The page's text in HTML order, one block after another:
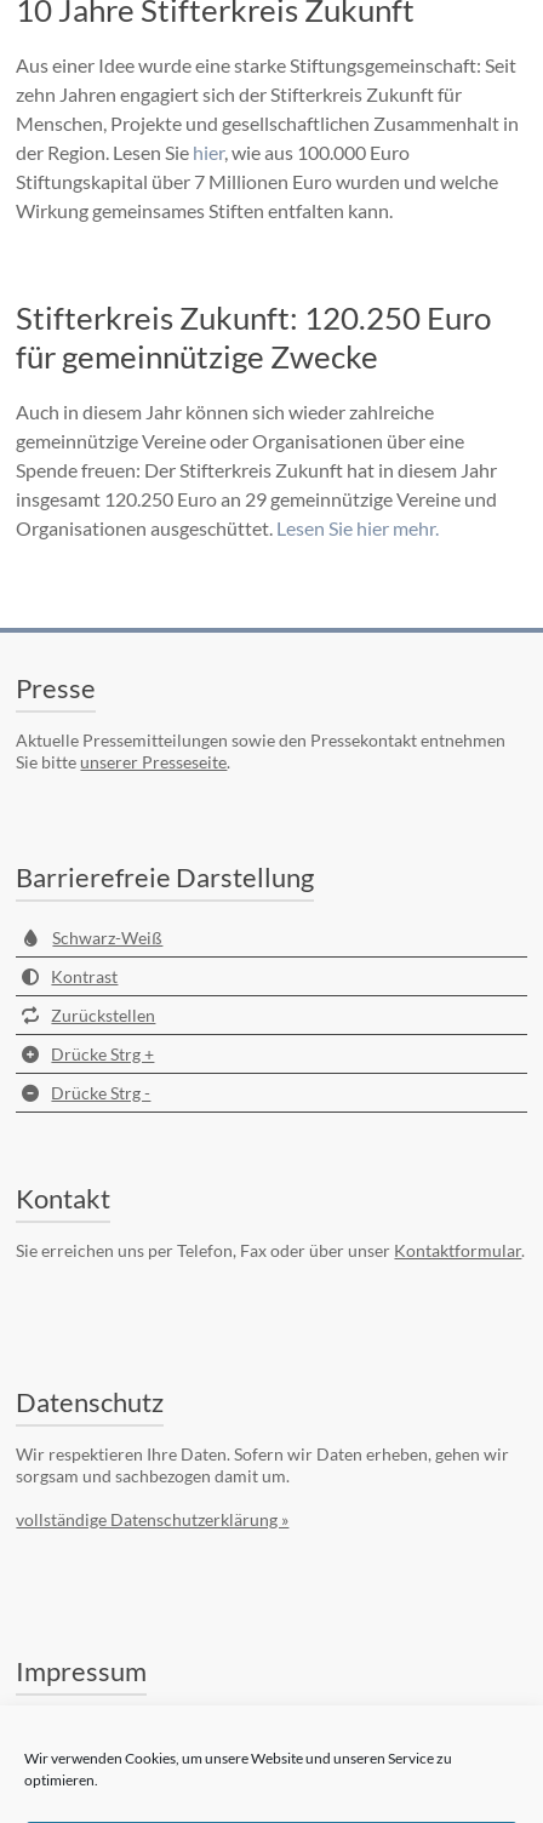
Wir verwenden Cookies, um unsere Website und unseren Service zu
optimieren.
10 Jahre Stifterkreis Zukunft
Aus einer Idee wurde eine starke Stiftungsgemeinschaft: Seit
zehn Jahren engagiert sich der Stifterkreis Zukunft für
Menschen, Projekte und gesellschaftlichen Zusammenhalt in
der Region. Lesen Sie hier, wie aus 100.000 Euro
Stiftungskapital über 7 Millionen Euro wurden und welche
Wirkung gemeinsames Stiften entfalten kann.
Stifterkreis Zukunft: 120.250 Euro
für gemeinnützige Zwecke
Auch in diesem Jahr können sich wieder zahlreiche
gemeinnützige Vereine oder Organisationen über eine
Spende freuen: Der Stifterkreis Zukunft hat in diesem Jahr
insgesamt 120.250 Euro an 29 gemeinnützige Vereine und
Organisationen ausgeschüttet. Lesen Sie hier mehr.
Presse
Aktuelle Pressemitteilungen sowie den Pressekontakt entnehmen
Sie bitte unserer Presseseite.
Barrierefreie Darstellung
Schwarz-Weiß
Kontrast
Zurückstellen
Drücke Strg +
Drücke Strg -
Kontakt
Sie erreichen uns per Telefon, Fax oder über unser Kontaktformular.
Datenschutz
Wir respektieren Ihre Daten. Sofern wir Daten erheben, gehen wir
sorgsam und sachbezogen damit um.
vollständige Datenschutzerklärung »
Impressum
83022 Rosenheim